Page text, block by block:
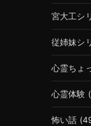
宮大工シ
従姉妹シ
心霊ちょ
心霊体験
怖い話